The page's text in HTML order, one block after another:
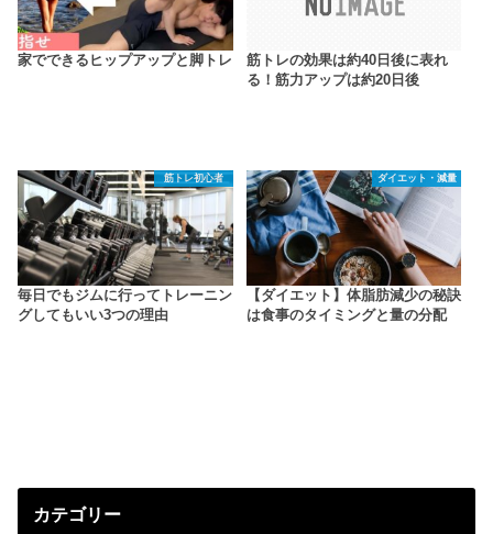
家でできるヒップアップと脚トレ
筋トレの効果は約40日後に表れ
る！筋力アップは約20日後
筋トレ初心者
毎日でもジムに行ってトレーニン
グしてもいい3つの理由
ダイエット・減量
【ダイエット】体脂肪減少の秘訣
は食事のタイミングと量の分配
カテゴリー